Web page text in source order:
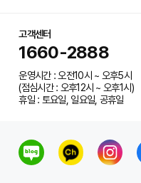
고객센터
1660-2888
운영시간 : 오전10시 ~ 오후5시
(점심시간 : 오후12시 ~ 오후1시)
휴일 : 토요일, 일요일, 공휴일